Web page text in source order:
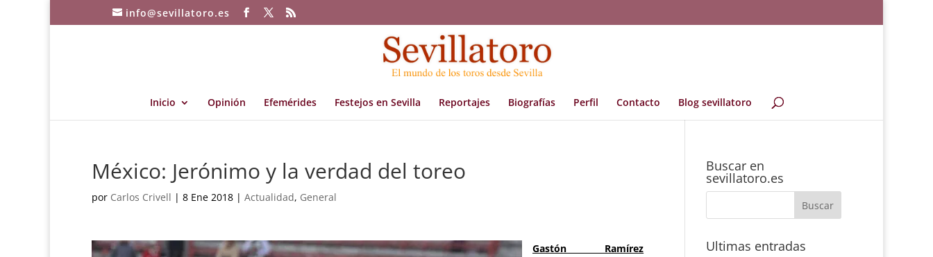
info@sevillatoro.es
Inicio Opinión Efemérides Festejos en Sevilla Reportajes Biografías Perfil Contacto Blog sevillatoro
México: Jerónimo y la verdad del toreo
por Carlos Crivell | 8 Ene 2018 | Actualidad, General
Gastón Ramírez
Buscar en
sevillatoro.es
Ultimas entradas